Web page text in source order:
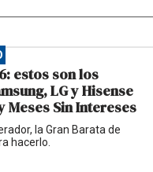
estos son los
LG y Hisense
Meses Sin Intereses
la Gran Barata de
hacerlo.